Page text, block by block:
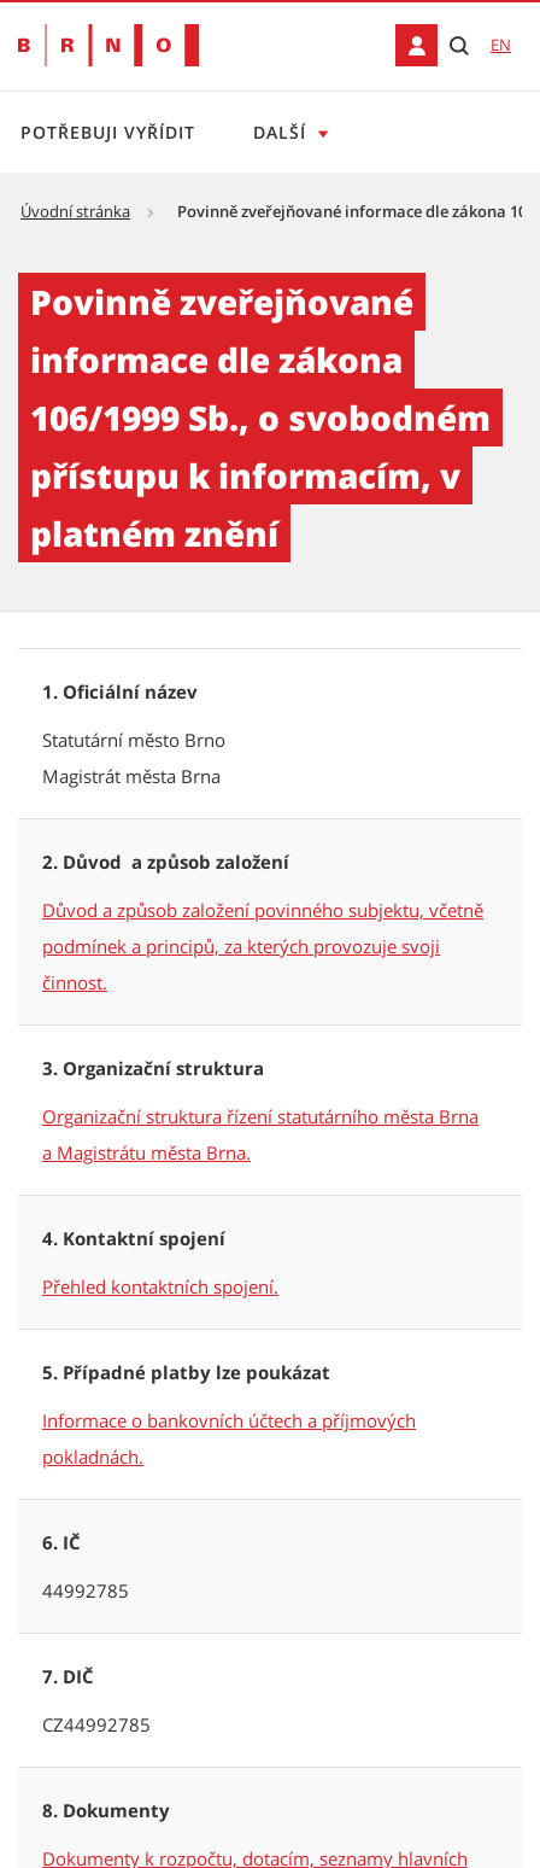
EN
POTŘEBUJI VYŘÍDIT DALŠÍ
Úvodní stránka Povinně zveřejňované informace dle zákona
Povinně zveřejňované
informace dle zákona
106/1999 Sb., o svobodném
přístupu k informacím, v
platném znění
1. Oficiální název
Statutární město Brno
Magistrát města Brna
2. Důvod a způsob založení
Důvod a způsob založení povinného subjektu, včetně
podmínek a principů, za kterých provozuje svoji
činnost.
3. Organizační struktura
Organizační struktura řízení statutárního města Brna
a Magistrátu města Brna.
4. Kontaktní spojení
Přehled kontaktních spojení.
5. Případné platby lze poukázat
Informace o bankovních účtech a příjmových
pokladnách.
6. IČ
44992785
7. DIČ
CZ44992785
8. Dokumenty
Dokumenty k rozpočtu, dotacím, seznamy hlavních